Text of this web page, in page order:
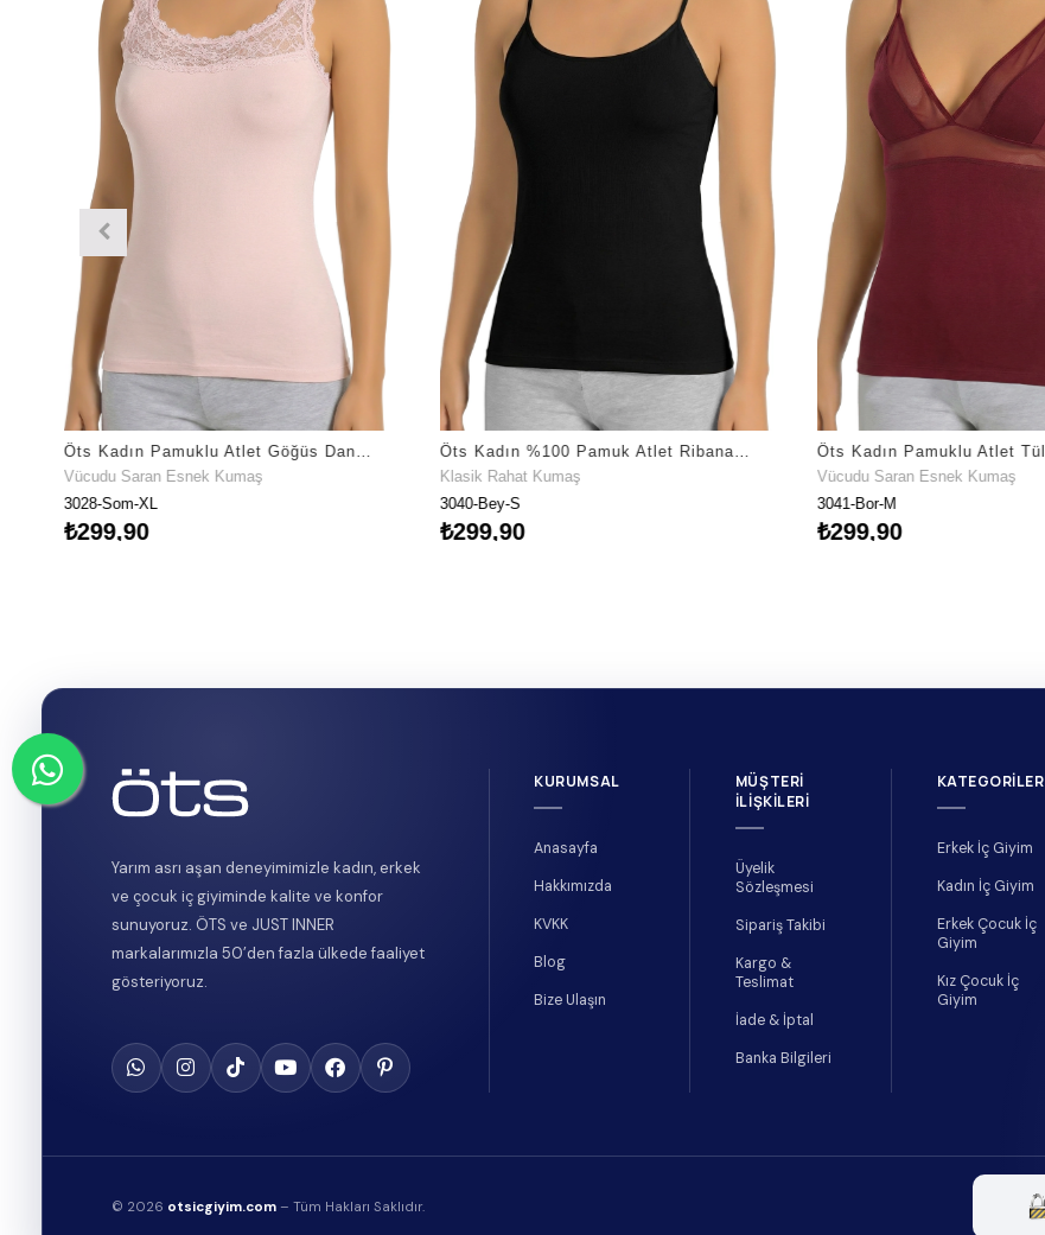
Öts Kadın Pamuklu Atlet Göğüs Dantelli Nefes Alan Doku (3028)
Vücudu Saran Esnek Kumaş
3028-Som-XL
₺299,90
Öts Kadın %100 Pamuk Atlet Ribana İp Askılı Premium Günlük Kullanım (3040)
Klasik Rahat Kumaş
3040-Bey-S
₺299,90
Vücudu Saran Esnek Kumaş
3041-Bor-M
₺299,90
Yarım asrı aşan deneyimimizle kadın, erkek
ve çocuk iç giyiminde kalite ve konfor
sunuyoruz. ÖTS ve JUST INNER
markalarımızla 50’den fazla ülkede faaliyet
gösteriyoruz.
KURUMSAL
Anasayfa
Hakkımızda
KVKK
Blog
Bize Ulaşın
MÜŞTERI
İLIŞKILERI
Üyelik
Sözleşmesi
Sipariş Takibi
Kargo &
Teslimat
İade & İptal
Banka Bilgileri
KATEGORILER
Erkek İç Giyim
Kadın İç Giyim
Erkek Çocuk İç
Giyim
Kız Çocuk İç
Giyim
© 2026 otsicgiyim.com– Tüm Hakları Saklıdır.